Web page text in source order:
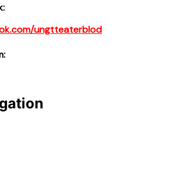
ungtteaterblod